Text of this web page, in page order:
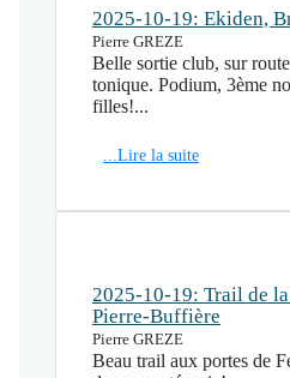
2025-10-19: Ekiden,
Pierre GREZE
Belle sortie club, sur
tonique. Podium, 3ème
filles!...
...Lire la suite
2025-10-19: Trail de
Pierre-Buffière
Pierre GREZE
Beau trail aux portes de